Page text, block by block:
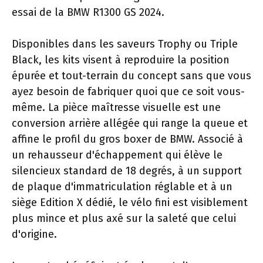
essai de la BMW R1300 GS 2024.
Disponibles dans les saveurs Trophy ou Triple
Black, les kits visent à reproduire la position
épurée et tout-terrain du concept sans que vous
ayez besoin de fabriquer quoi que ce soit vous-
même. La pièce maîtresse visuelle est une
conversion arrière allégée qui range la queue et
affine le profil du gros boxer de BMW. Associé à
un rehausseur d'échappement qui élève le
silencieux standard de 18 degrés, à un support
de plaque d'immatriculation réglable et à un
siège Edition X dédié, le vélo fini est visiblement
plus mince et plus axé sur la saleté que celui
d'origine.